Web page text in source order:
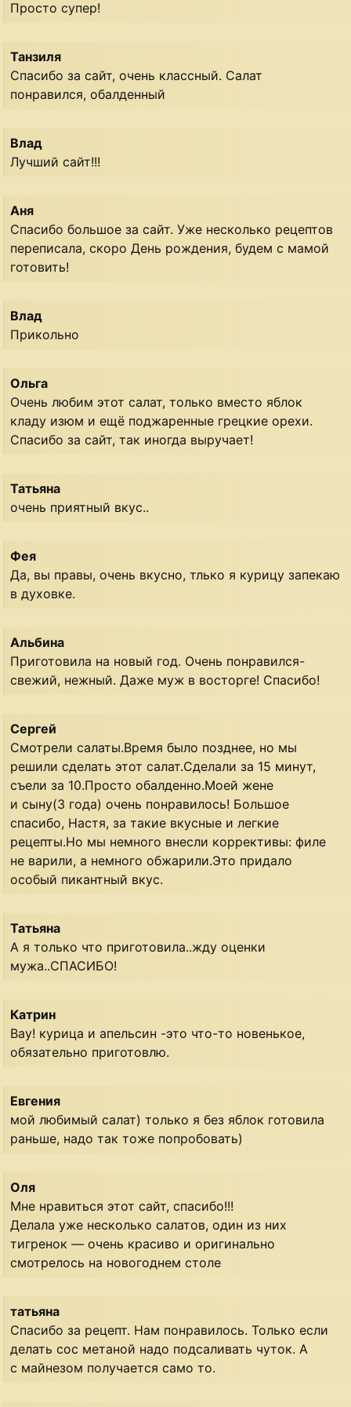
Просто супер!
Танзиля
Спасибо за сайт, очень классный. Салат
понравился, обалденный
Влад
Лучший сайт!!!
Аня
Спасибо большое за сайт. Уже несколько рецептов
переписала, скоро День рождения, будем с мамой
готовить!
Влад
Прикольно
Ольга
Очень любим этот салат, только вместо яблок
кладу изюм и ещё поджаренные грецкие орехи.
Спасибо за сайт, так иногда выручает!
Татьяна
очень приятный вкус..
Фея
Да, вы правы, очень вкусно, тлько я курицу запекаю
в духовке.
Альбина
Приготовила на новый год. Очень понравился-
свежий, нежный. Даже муж в восторге! Спасибо!
Сергей
Смотрели салаты.Время было позднее, но мы
решили сделать этот салат.Сделали за 15 минут,
съели за 10.Просто обалденно.Моей жене
и сыну(3 года) очень понравилось! Большое
спасибо, Настя, за такие вкусные и легкие
рецепты.Но мы немного внесли коррективы: филе
не варили, а немного обжарили.Это придало
особый пикантный вкус.
Татьяна
А я только что приготовила..жду оценки
мужа..СПАСИБО!
Катрин
Вау! курица и апельсин -это что-то новенькое,
обязательно приготовлю.
Евгения
мой любимый салат) только я без яблок готовила
раньше, надо так тоже попробовать)
Оля
Мне нравиться этот сайт, спасибо!!!
Делала уже несколько салатов, один из них
тигренок — очень красиво и оригинально
смотрелось на новогоднем столе
татьяна
Спасибо за рецепт. Нам понравилось. Только если
делать сос метаной надо подсаливать чуток. А
с майнезом получается само то.